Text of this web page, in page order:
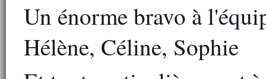
Un énorme bravo à
Hélène, Céline, Sophie